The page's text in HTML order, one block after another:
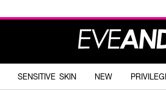
SENSITIVE SKIN NEW